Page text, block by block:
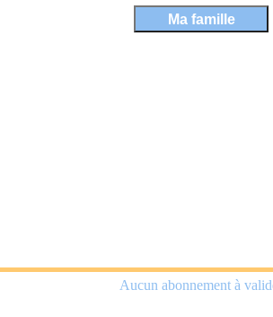
Aucun abonnement à